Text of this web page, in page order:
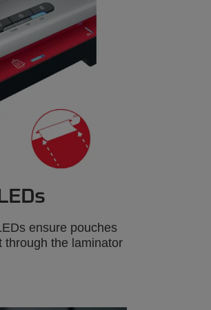
ensure pouches
through the laminator